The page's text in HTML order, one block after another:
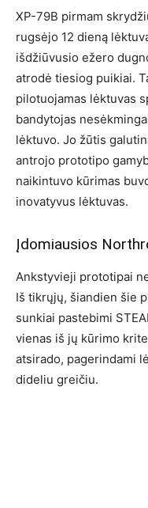
XP-79B pirmam
rugsėjo 12 dieną
išdžiūvusio ežero
atrodė tiesiog puikiai.
pilotuojamas lėktuvas
bandytojas
lėktuvo. Jo žūtis
antrojo prototipo
naikintuvo kūrimas
inovatyvus lėktuvas.
Įdomiausios
Ankstyvieji prototipai
Iš tikrųjų, šiandien šie
sunkiai pastebimi
vienas iš jų kūrimo
atsirado, pagerindami
dideliu greičiu.